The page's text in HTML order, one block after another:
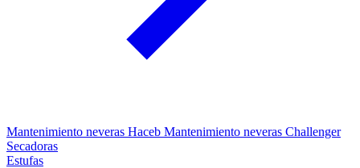
Mantenimiento neveras Haceb Mantenimiento neveras Challenger
Secadoras
Estufas